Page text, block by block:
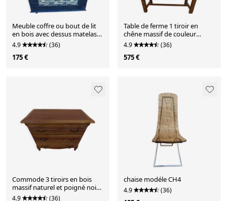
Meuble coffre ou bout de lit
en bois avec dessus matelassé
- Totalement rel
4.9 (36)
175 €
Table de ferme 1 tiroir en
chêne massif de couleur
naturel - Totalement res
4.9 (36)
575 €
Commode 3 tiroirs en bois
massif naturel et poigné noir -
Totalement restaur
4.9 (36)
chaise modéle CH4
4.9 (36)